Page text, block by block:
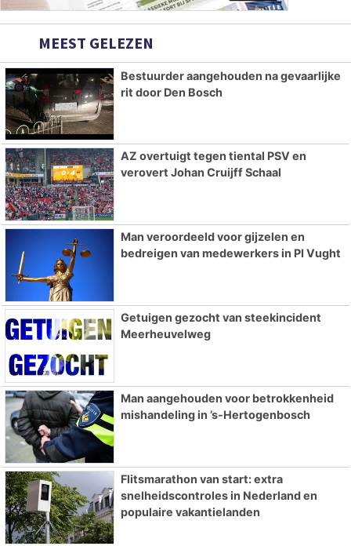
MEEST GELEZEN
Bestuurder aangehouden na gevaarlijke
rit door Den Bosch
AZ overtuigt tegen tiental PSV en
verovert Johan Cruijff Schaal
Man veroordeeld voor gijzelen en
bedreigen van medewerkers in PI Vught
Getuigen gezocht van steekincident
Meerheuvelweg
Man aangehouden voor betrokkenheid
mishandeling in ’s-Hertogenbosch
Flitsmarathon van start: extra
snelheidscontroles in Nederland en
populaire vakantielanden